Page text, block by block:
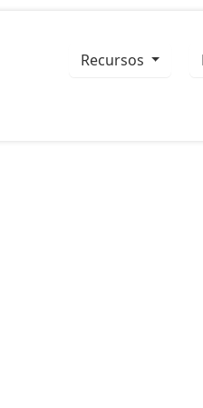
recursos